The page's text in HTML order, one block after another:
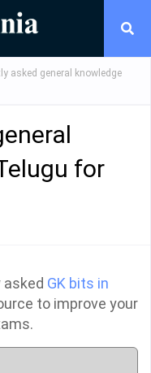
asked general knowledge
for
GK bits in
to improve your